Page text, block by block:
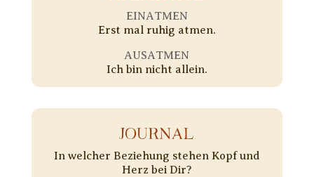
EINATMEN
Erst mal ruhig atmen.
AUSATMEN
Ich bin nicht allein.
JOURNAL
In welcher Beziehung stehen Kopf und
Herz bei Dir?